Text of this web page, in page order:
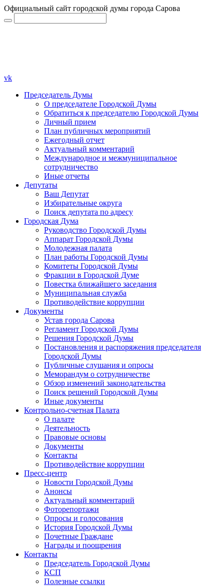
Официальный сайт городской думы города Сарова
vk
Председатель Думы
О председателе Городской Думы
Обратиться к председателю Городской Думы
Личный прием
План публичных мероприятий
Ежегодный отчет
Актуальный комментарий
Международное и межмуниципальное
сотрудничество
Иные отчеты
Депутаты
Ваш Депутат
Избирательные округа
Поиск депутата по адресу
Городская Дума
Руководство Городской Думы
Аппарат Городской Думы
Молодежная палата
План работы Городской Думы
Комитеты Городской Думы
Фракции в Городской Думе
Повестка ближайшего заседания
Муниципальная служба
Противодействие коррупции
Документы
Устав города Сарова
Регламент Городской Думы
Решения Городской Думы
Постановления и распоряжения председателя
Городской Думы
Публичные слушания и опросы
Меморандум о сотрудничестве
Обзор изменений законодательства
Поиск решений Городской Думы
Иные документы
Контрольно-счетная Палата
О палате
Деятельность
Правовые основы
Документы
Контакты
Противодействие коррупции
Пресс-центр
Новости Городской Думы
Анонсы
Актуальный комментарий
Фоторепортажи
Опросы и голосования
История Городской Думы
Почетные Граждане
Награды и поощрения
Контакты
Председатель Городской Думы
КСП
Полезные ссылки